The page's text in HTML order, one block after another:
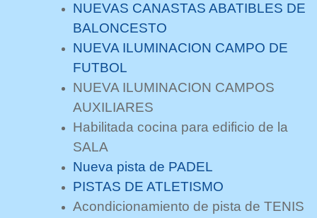
NUEVAS CANASTAS ABATIBLES DE
BALONCESTO
NUEVA ILUMINACION CAMPO DE
FUTBOL
NUEVA ILUMINACION CAMPOS
AUXILIARES
Habilitada cocina para edificio de la
SALA
Nueva pista de PADEL
PISTAS DE ATLETISMO
Acondicionamiento de pista de TENIS